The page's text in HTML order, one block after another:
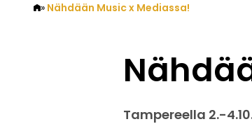
Nähdään Music x Mediassa!
Tampereella 2.-